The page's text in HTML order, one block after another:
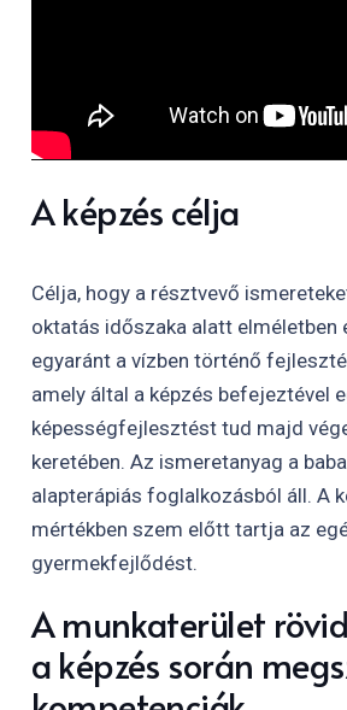
A képzés célja
Célja, hogy a résztvevő
oktatás időszaka alatt elméletben
egyaránt a vízben történő
amely által a képzés befejeztével
képességfejlesztést tud majd
keretében. Az ismeretanyag a
alapterápiás foglalkozásból áll. A
mértékben szem előtt tartja az
gyermekfejlődést.
A munkaterület
a képzés során